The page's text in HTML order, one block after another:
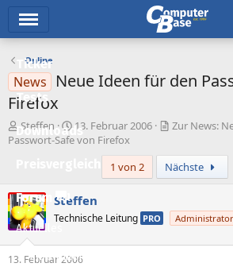
Ticker
Tests
Downloads
Forum
Aktuelles
Empfohlene Inhalte
Online
News
Neue Ideen für den
Firefox
E
r
l
l
e
r
Steffen
E
r
l
t
m
13. Februar 2006
Zur News:
Passwort-Safe von Firefox
1 von 2
Nächste
Steffen
Technische Leitung PRO Administrator
13. Februar 2006